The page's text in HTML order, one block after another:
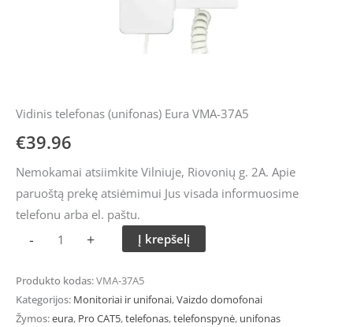
Vidinis telefonas (unifonas) Eura VMA-37A5
€39.96
Nemokamai atsiimkite Vilniuje, Riovonių g. 2A. Apie
paruoštą prekę atsiėmimui Jus visada informuosime
telefonu arba el. paštu.
- + Į krepšelį
Produkto kodas:VMA-37A5
Kategorijos: Monitoriai ir unifonai,Vaizdo domofonai
Žymos:eura, Pro CAT5,telefonas,telefonspynė, unifonas